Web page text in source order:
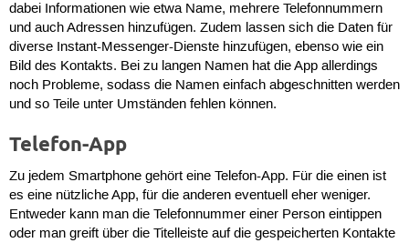
dabei Informationen wie etwa Name, mehrere Telefonnummern
und auch Adressen hinzufügen. Zudem lassen sich die Daten für
diverse Instant-Messenger-Dienste hinzufügen, ebenso wie ein
Bild des Kontakts. Bei zu langen Namen hat die App allerdings
noch Probleme, sodass die Namen einfach abgeschnitten werden
und so Teile unter Umständen fehlen können.
Telefon-App
Zu jedem Smartphone gehört eine Telefon-App. Für die einen ist
es eine nützliche App, für die anderen eventuell eher weniger.
Entweder kann man die Telefonnummer einer Person eintippen
oder man greift über die Titelleiste auf die gespeicherten Kontakte